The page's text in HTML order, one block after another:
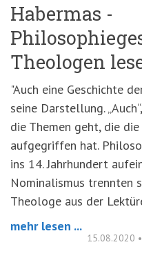
Habermas -
Theologen
"Auch eine Geschichte
seine Darstellung.
die Themen geht, die
aufgegriffen hat.
ins 14. Jahrhundert
Nominalismus trennten
Theologe aus der
mehr lesen ...
15.08.2020 •